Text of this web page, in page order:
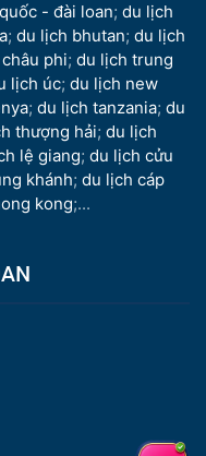
- đài loan; du lịch
; du lịch bhutan; du lịch
phi; du lịch trung
lịch úc; du lịch new
; du lịch tanzania; du
thượng hải; du lịch
lệ giang; du lịch cửu
khánh; du lịch cáp
kong;...